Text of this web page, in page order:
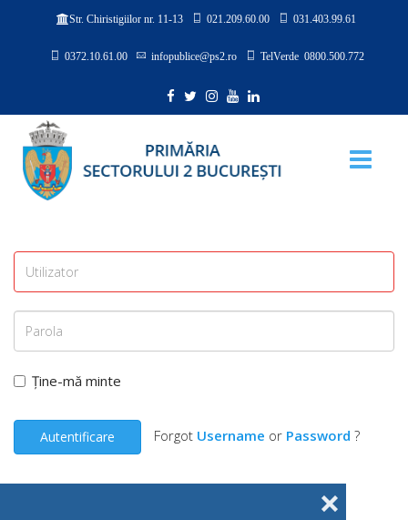
❌
Str. Chiristigiilor nr. 11-13 021.209.60.00 031.403.99.61
0372.10.61.00 infopublice@ps2.ro TelVerde 0800.500.772
Ține-mă minte
Autentificare Forgot Username or Password ?